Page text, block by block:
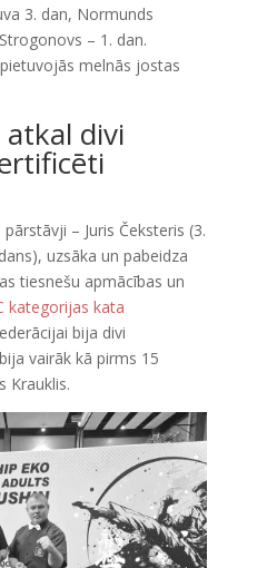
3. dan, Normunds
– 1. dan.
melnās jostas
divi
– Juris Čeksteris (3.
uzsāka un pabeidza
tiesnešu apmācības un
kategorijas kata
bija divi
vairāk kā pirms 15
Krauklis.